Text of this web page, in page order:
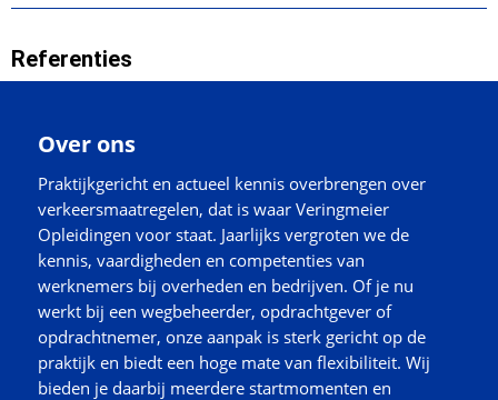
Referenties
Over ons
Praktijkgericht en actueel kennis overbrengen over
verkeersmaatregelen, dat is waar Veringmeier
Opleidingen voor staat. Jaarlijks vergroten we de
kennis, vaardigheden en competenties van
werknemers bij overheden en bedrijven. Of je nu
werkt bij een wegbeheerder, opdrachtgever of
opdrachtnemer, onze aanpak is sterk gericht op de
praktijk en biedt een hoge mate van flexibiliteit. Wij
bieden je daarbij meerdere startmomenten en